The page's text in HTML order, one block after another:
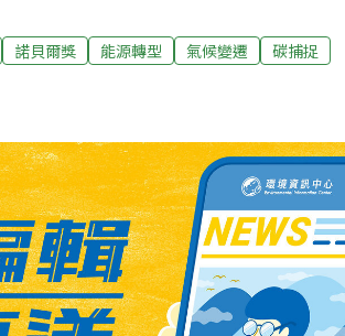
壞光電板於7月30日完成清理作業，廢棄
符合環境部標準的暫置區，並依事業廢棄
進行放置。（聯合報報導）高雄新闢並擴
今年將投入4億元，新闢鳳山區八德等五
等四座滯洪池容量，有三座今年底前完工
洪量78萬噸，總滯洪量提升到576萬噸。
諾貝爾獎 能源轉型 氣候變遷
碳捕捉